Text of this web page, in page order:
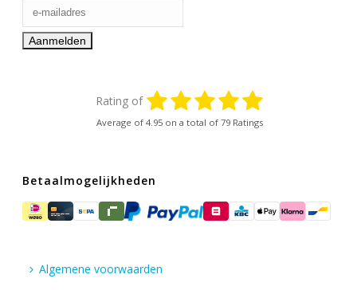
Rating of
Average of 4.95 on a total of 79 Ratings
Betaalmogelijkheden
Algemene voorwaarden